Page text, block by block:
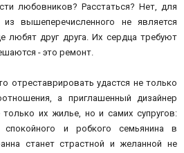
любовников? Расстаться? Нет, для
вышеперечисленного не является
любят друг друга. Их сердца требуют
- это ремонт.
отреставрировать удастся не только
а приглашенный дизайнер
их жилье, но и самих супругов:
и робкого семьянина в
станет страстной и желанной не